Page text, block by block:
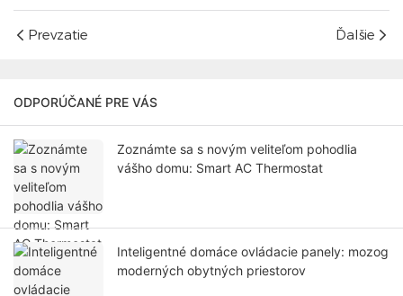
Prevzatie Ďalšie
ODPORÚČANÉ PRE VÁS
Zoznámte sa s novým veliteľom pohodlia
vášho domu: Smart AC Thermostat
Inteligentné domáce ovládacie panely: mozog
moderných obytných priestorov